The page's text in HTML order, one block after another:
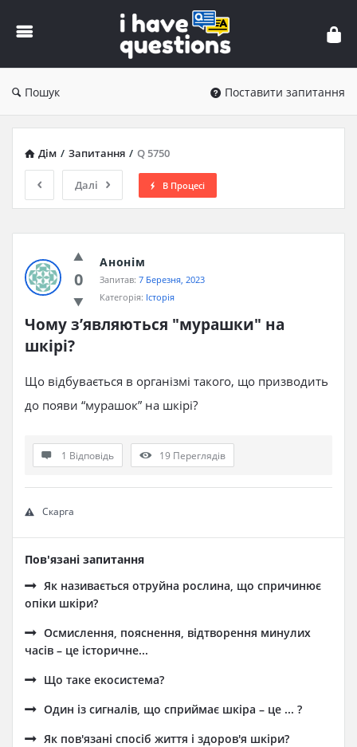
iHaveQuestions
Пошук Поставити запитання
Дім / Запитання / Q 5750
Далі В Процесі
0
Анонім
Запитав: 7 Березня, 2023
Категорія: Історія
Чому з’являються "мурашки" на
шкірі?
Що відбувається в організмі такого, що призводить
до появи “мурашок” на шкірі?
1 Відповідь 19 Переглядів
Скарга
Пов'язані запитання
Як називається отруйна рослина, що спричинює
опіки шкіри?
Осмислення, пояснення, відтворення минулих
часів – це історичне...
Що таке екосистема?
Один із сигналів, що сприймає шкіра – це ... ?
Як пов'язані спосіб життя і здоров'я шкіри?